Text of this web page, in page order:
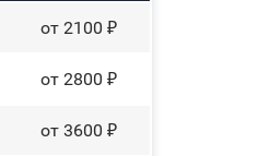
от 2100 ₽
от 2800 ₽
от 3600 ₽